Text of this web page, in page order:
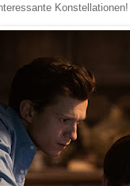
Konstellationen!